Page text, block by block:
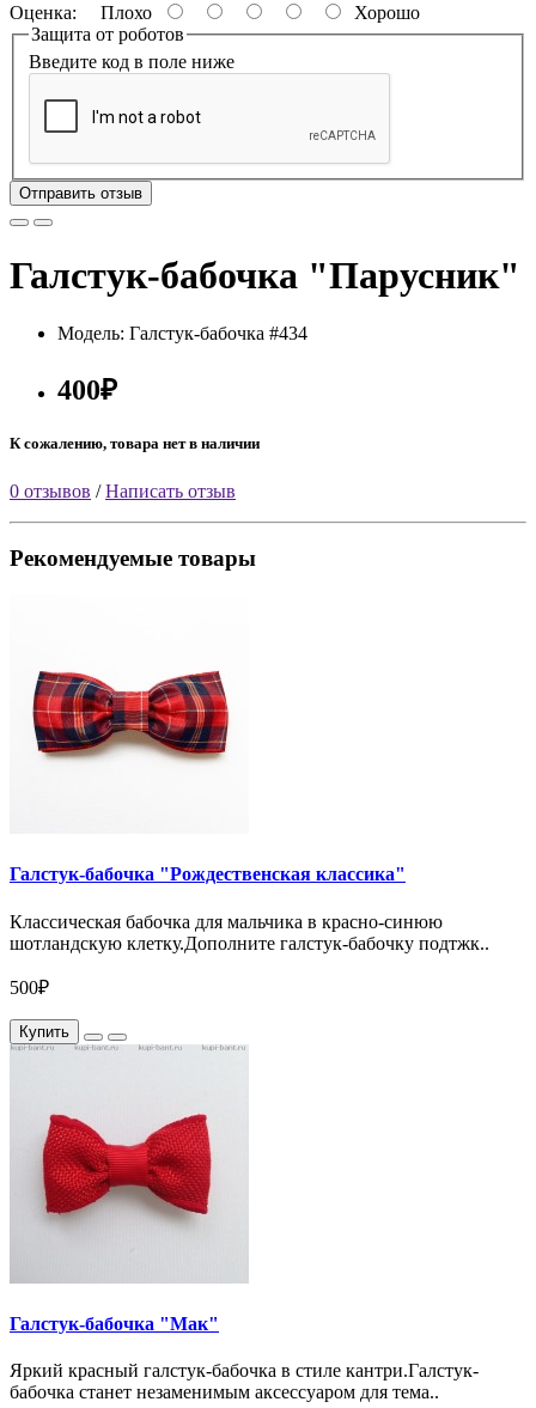
Оценка: Плохо
Хорошо
Защита от роботов
Введите код в поле ниже
Отправить отзыв
Галстук-бабочка "Парусник"
Модель: Галстук-бабочка #434
400₽
К сожалению, товара нет в наличии
0 отзывов /Написать отзыв
Рекомендуемые товары
Галстук-бабочка "Рождественская классика"
Классическая бабочка для мальчика в красно-синюю
шотландскую клетку.Дополните галстук-бабочку подтжк..
500₽
Купить
Галстук-бабочка "Мак"
Яркий красный галстук-бабочка в стиле кантри.Галстук-
бабочка станет незаменимым аксессуаром для тема..